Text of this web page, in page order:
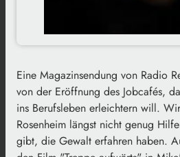
Eine Magazinsendung von Radio
von der Eröffnung des Jobcafés,
ins Berufsleben erleichtern will.
Rosenheim längst nicht genug
gibt, die Gewalt erfahren haben.